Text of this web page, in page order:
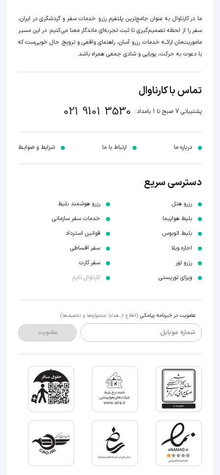
ما در کارناوال به عنوان جامع‌ترین پلتفرم رزرو خدمات سفر و گردشگری در ایران،
سفر را از لحظه‌ تصمیم‌گیری تا ثبت تجربه‌ای ماندگار معنا می‌کنیم؛ در این مسیر‍
ماموریت‌مان اراﺋــﻪ خدمات رزرو آسان، راهنمای واقعی و ترویج حال خوبی‌ست که
با دعوت به حرکت، پویایی و شادی جمعی همراه باشد.
تماس با کارناوال
پشتیبانی 7 صبح تا 1 بامداد: 021 9101 3530
درباره ما ارتباط با ما شرایط و ضوابـط
دسترسی سریع
رزرو هتل
بلیط هواپیما
بلیط اتوبوس
اجاره ویلا
رزرو تور
ویزای توریستی
رزرو هوشمند بلیط
خدمات سفر سازمانی
قوانین استرداد
سفر اقساطی
سفر کارت
کارناوال تایم
عضویت در خبرنامه پیامکی (اطلاع از هدایا جشنواره‌ها و تخفیف‌ها)
شماره موبایل عضویت